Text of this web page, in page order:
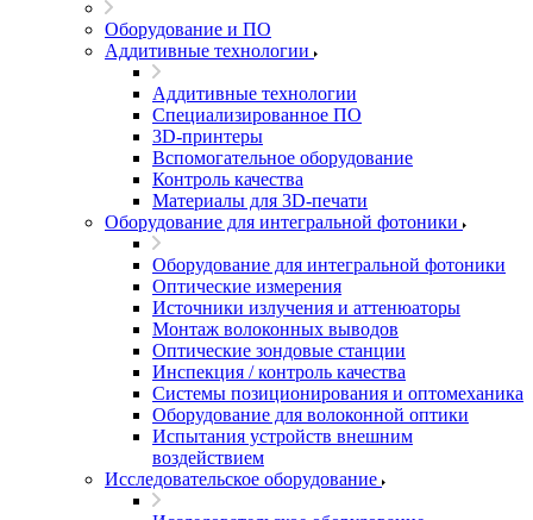
Оборудование и ПО
Аддитивные технологии
Аддитивные технологии
Специализированное ПО
3D-принтеры
Вспомогательное оборудование
Контроль качества
Материалы для 3D-печати
Оборудование для интегральной фотоники
Оборудование для интегральной фотоники
Оптические измерения
Источники излучения и аттенюаторы
Монтаж волоконных выводов
Оптические зондовые станции
Инспекция / контроль качества
Системы позиционирования и оптомеханика
Оборудование для волоконной оптики
Испытания устройств внешним
воздействием
Исследовательское оборудование